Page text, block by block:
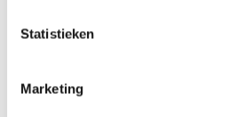
Statistieken
Marketing
Click deluxe
Click toddler
Stretchy classic
Stretchy deluxe